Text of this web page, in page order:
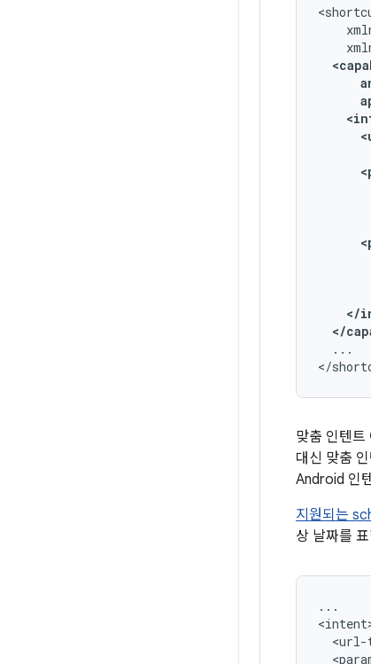
</
...
맞춤 인텐트
대신 맞춤
Android 인
지원되는
상 날짜를
...
<url-